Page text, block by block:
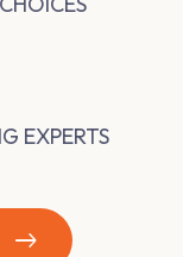
EXPERTS